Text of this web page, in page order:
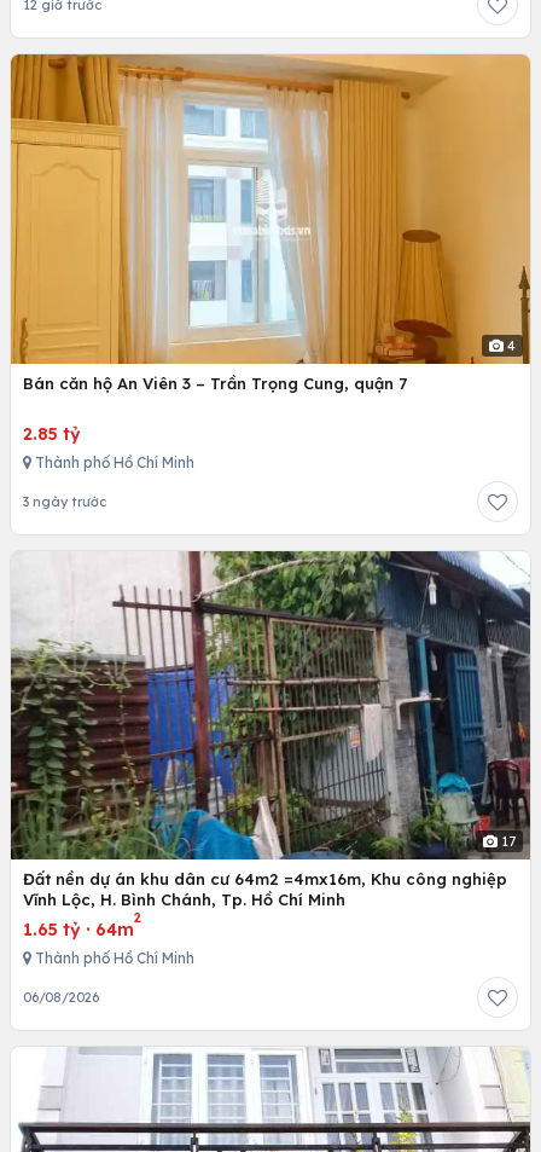
12 giờ trước
4
Bán căn hộ An Viên 3 – Trần Trọng Cung, quận 7
2.85 tỷ
Thành phố Hồ Chí Minh
3 ngày trước
17
Đất nền dự án khu dân cư 64m2 =4mx16m, Khu công nghiệp
Vĩnh Lộc, H. Bình Chánh, Tp. Hồ Chí Minh
1.65 tỷ · 64m
2
Thành phố Hồ Chí Minh
06/08/2026